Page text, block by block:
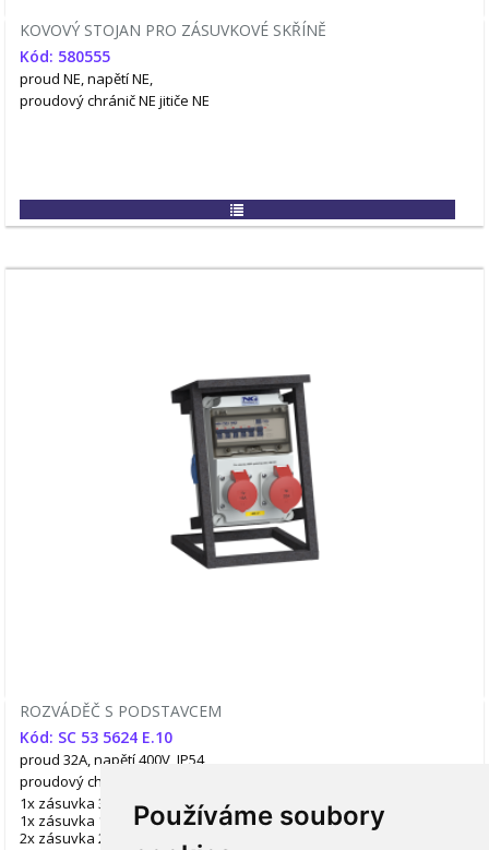
Používáme soubory
KOVOVÝ STOJAN PRO ZÁSUVKOVÉ SKŘÍNĚ
Kód: 580555
proud NE, napětí NE,
proudový chránič NE jitiče NE
ROZVÁDĚČ S PODSTAVCEM
Kód: SC 53 5624 E.10
proud 32A, napětí 400V, IP54
proudový chránič ANO
1x zásuvka 32A/400V/5p
1x zásuvka 16A/400V/5p
2x zásuvka 230V/16A (česká)